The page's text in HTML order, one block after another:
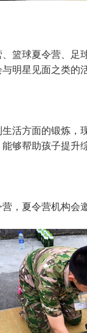
篮球夏令营、
明星见面之类的
活方面的锻炼
够帮助孩子提升
，夏令营机构